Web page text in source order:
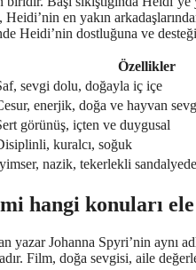
Heidi’nin en yakın
Heidi’nin dostluğuna ve
Özellikler
sevgi dolu, doğayla iç içe
enerjik, doğa ve hayvan
görünüş, içten ve duygusal
kuralcı, soğuk
nazik, tekerlekli
hangi konuları ele
Johanna Spyri’nin aynı
Film, doğa sevgisi, aile